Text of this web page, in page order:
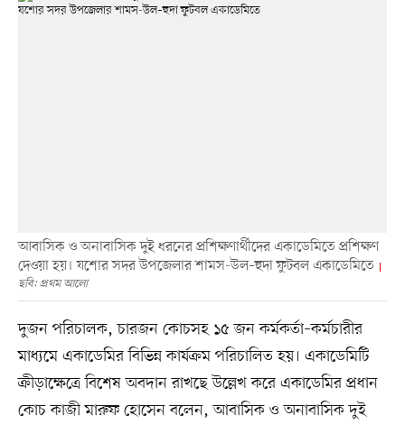
আবাসিক ও অনাবাসিক দুই ধরনের প্রশিক্ষণার্থীদের একাডেমিতে প্রশিক্ষণ
দেওয়া হয়। যশোর সদর উপজেলার শামস-উল–হুদা ফুটবল একাডেমিতে
ছবি: প্রথম আলো
দুজন পরিচালক, চারজন কোচসহ ১৫ জন কর্মকর্তা–কর্মচারীর
মাধ্যমে একাডেমির বিভিন্ন কার্যক্রম পরিচালিত হয়। একাডেমিটি
ক্রীড়াক্ষেত্রে বিশেষ অবদান রাখছে উল্লেখ করে একাডেমির প্রধান
কোচ কাজী মারুফ হোসেন বলেন, আবাসিক ও অনাবাসিক দুই